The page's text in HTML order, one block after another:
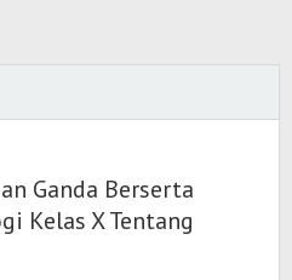
Berserta
Kunci
Ganda Berserta
Kelas X Tentang